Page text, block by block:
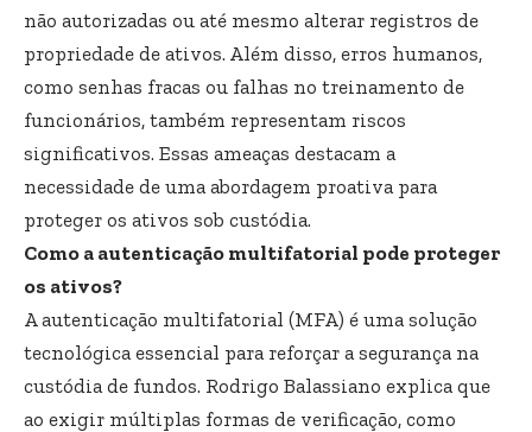
não autorizadas ou até mesmo alterar registros de
propriedade de ativos. Além disso, erros humanos,
como senhas fracas ou falhas no treinamento de
funcionários, também representam riscos
significativos. Essas ameaças destacam a
necessidade de uma abordagem proativa para
proteger os ativos sob custódia.
Como a autenticação multifatorial pode proteger
os ativos?
A autenticação multifatorial (MFA) é uma solução
tecnológica essencial para reforçar a segurança na
custódia de fundos. Rodrigo Balassiano explica que
ao exigir múltiplas formas de verificação, como